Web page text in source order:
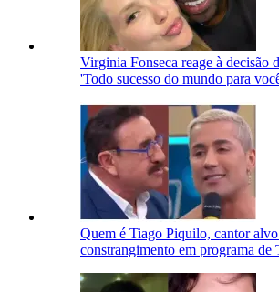
Virginia Fonseca reage à decisão
'Todo sucesso do mundo para
Quem é Tiago Piquilo, cantor
constrangimento em programa de